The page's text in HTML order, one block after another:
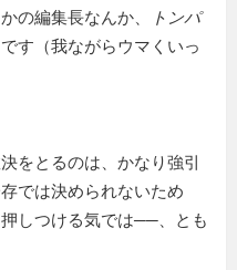
の編集長なんか、
トンパ
す（我ながらウマくいっ
をとるのは、かなり強引
では決められないため
しつける気では──、とも